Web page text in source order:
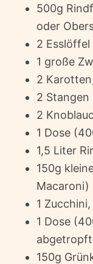
500g
oder
2 Esslöffel
1 große
2
2 Stangen
2
1 Dose
1,5 Liter
150g
Macaroni)
1
1 Dose
150g